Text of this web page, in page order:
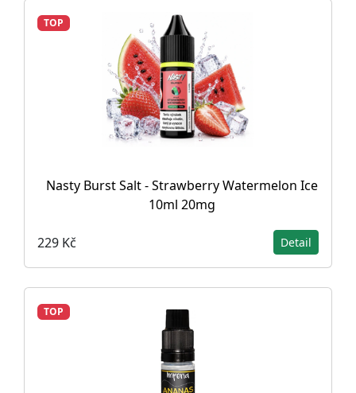
TOP
Nasty Burst Salt - Strawberry Watermelon Ice
10ml 20mg
229 Kč Detail
TOP